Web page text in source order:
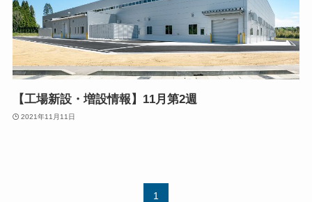
【工場新設・増設情報】11月第2週
2021年11月11日
1